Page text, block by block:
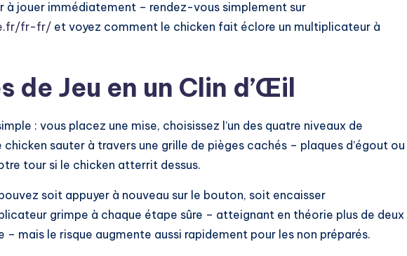
à jouer immédiatement – rendez-vous simplement sur
fr-fr/ et voyez comment le chicken fait éclore un multiplicateur à
de Jeu en un Clin d’Œil
: vous placez une mise, choisissez l’un des quatre niveaux de
sauter à travers une grille de pièges cachés – plaques d’égout ou
tour si le chicken atterrit dessus.
soit appuyer à nouveau sur le bouton, soit encaisser
grimpe à chaque étape sûre – atteignant en théorie plus de deux
mais le risque augmente aussi rapidement pour les non préparés.